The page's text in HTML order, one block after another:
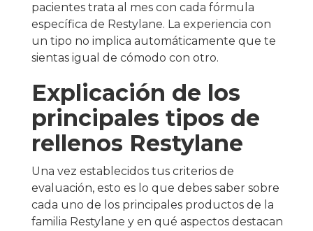
pacientes trata al mes con cada fórmula
específica de Restylane. La experiencia con
un tipo no implica automáticamente que te
sientas igual de cómodo con otro.
Explicación de los
principales tipos de
rellenos Restylane
Una vez establecidos tus criterios de
evaluación, esto es lo que debes saber sobre
cada uno de los principales productos de la
familia Restylane y en qué aspectos destacan